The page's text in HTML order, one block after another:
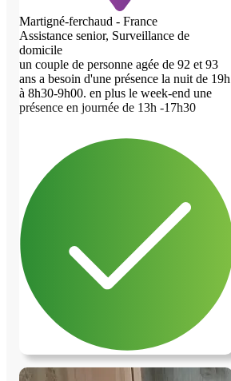
image précédente image suivante
Martigné-ferchaud - France
Assistance senior, Surveillance de
domicile
un couple de personne agée de 92 et 93
ans a besoin d'une présence la nuit de 19h
à 8h30-9h00. en plus le week-end une
présence en journée de 13h -17h30